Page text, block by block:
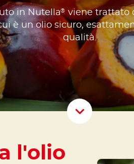
in Nutella® viene trattato
è un olio sicuro,
qualità.
l'olio